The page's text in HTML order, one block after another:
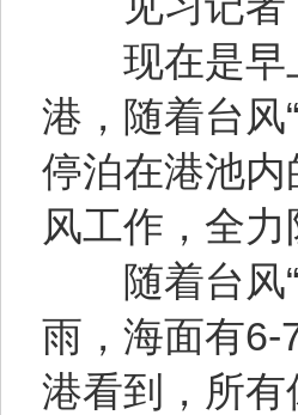
现在是早上
港，随着台风
停泊在港池
风工作，全力
随着台风“
雨，海面有6-
港看到，所